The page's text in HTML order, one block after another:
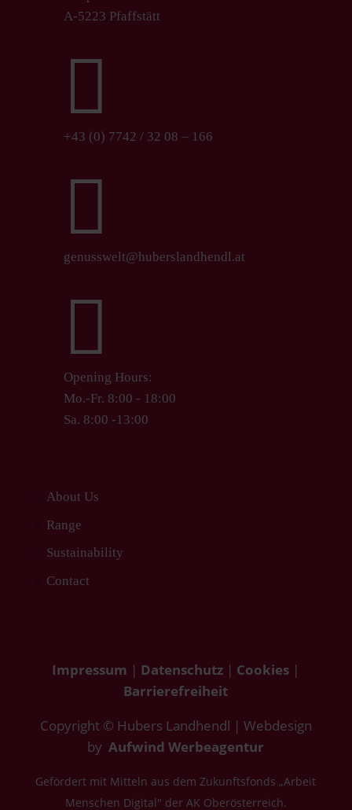
A-5223 Pfaffstätt

+43 (0) 7742 / 32 08 – 166

genusswelt@huberslandhendl.at

Opening Hours:
Mo.-Fr. 8:00 - 18:00
Sa. 8:00 -13:00
About Us
Range
Sustainability
Contact
Impressum | Datenschutz | Cookies |
Barrierefreiheit
Copyright © Hubers Landhendl | Webdesign
byAufwind Werbeagentur
Gefördert mit Mitteln aus dem Zukunftsfonds „Arbeit
Menschen Digital" der AK Oberösterreich.